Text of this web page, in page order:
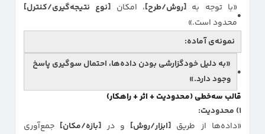
«با توجه به [روش/طرح]، امکان [نوع نتیجه‌گیری/کنترل]
محدود است.»
نمونه‌ی آماده:
«به دلیل خودگزارشی بودن داده‌ها، احتمال سوگیری پاسخ
وجود دارد.»
قالب سه‌خطی (محدودیت + اثر + راهکار)
۱) محدودیت:
«داده‌ها از طریق [ابزار/روش] و در [بازه/مکان] جمع‌آوری